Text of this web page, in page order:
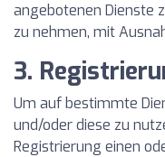
angebotenen Dienste
zu nehmen, mit
3.
Um auf bestimmte
und/oder diese zu
Registrierung einen